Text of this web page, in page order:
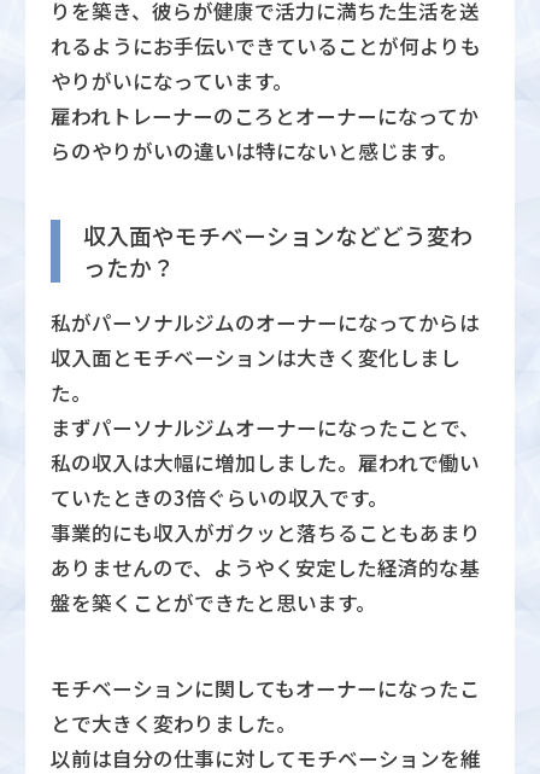
りを築き、彼らが健康で活力に満ちた生活を送
れるようにお手伝いできていることが何よりも
やりがいになっています。
雇われトレーナーのころとオーナーになってか
らのやりがいの違いは特にないと感じます。
収入面やモチベーションなどどう変わ
ったか？
私がパーソナルジムのオーナーになってからは
収入面とモチベーションは大きく変化しまし
た。
まずパーソナルジムオーナーになったことで、
私の収入は大幅に増加しました。雇われで働い
ていたときの3倍ぐらいの収入です。
事業的にも収入がガクッと落ちることもあまり
ありませんので、ようやく安定した経済的な基
盤を築くことができたと思います。
モチベーションに関してもオーナーになったこ
とで大きく変わりました。
以前は自分の仕事に対してモチベーションを維